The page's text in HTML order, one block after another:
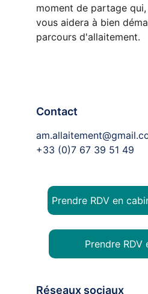
moment de partage qui,
vous aidera à bien
parcours d'allaitement.
Contact
Réseaux sociaux
+33 (0)7 67 39 51 49
Prendre RDV en
Prendre RDV